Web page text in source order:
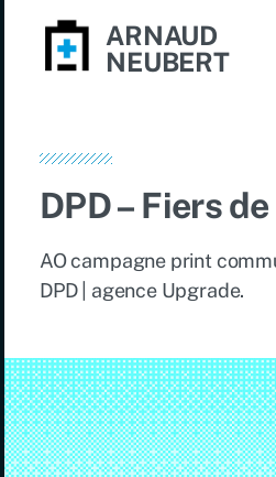
ARNAUD
NEUBERT
DPD – Fiers
AO campagne print
DPD | agence Upgrade.